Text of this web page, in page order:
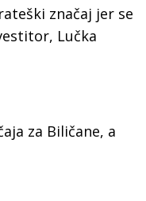
značaj jer se
Lučka
za Biličane, a
za dolazak